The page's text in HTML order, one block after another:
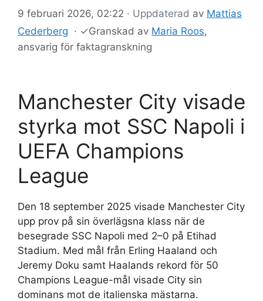
9 februari 2026, 02:22 · Uppdaterad av Mattias
Cederberg · ✓Granskad av Maria Roos,
ansvarig för faktagranskning
Manchester City visade
styrka mot SSC Napoli i
UEFA Champions
League
Den 18 september 2025 visade Manchester City
upp prov på sin överlägsna klass när de
besegrade SSC Napoli med 2–0 på Etihad
Stadium. Med mål från Erling Haaland och
Jeremy Doku samt Haalands rekord för 50
Champions League-mål visade City sin
dominans mot de italienska mästarna.